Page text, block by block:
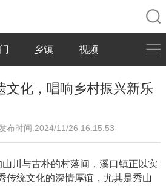
乡镇 视频
文化，唱响乡村振兴新乐
布时间:2024/11/26 16:15:53
山川与古朴的村落间，溪口镇正以实
传统文化的深情厚谊，尤其是秀山